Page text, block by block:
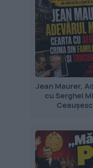
Jean Maurer,
cu Serghei